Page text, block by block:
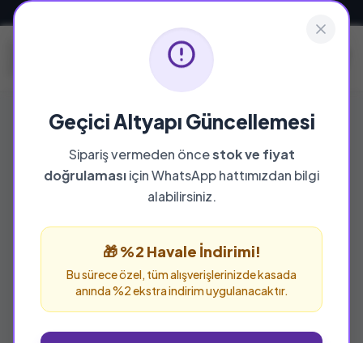
Geçici Altyapı Güncellemesi
Sipariş vermeden öncestok ve fiyat
doğrulamasıiçin WhatsApp hattımızdan bilgi
alabilirsiniz.
🎁 %2 Havale İndirimi!
Bu sürece özel, tüm alışverişlerinizde kasada
anında %2 ekstra indirim uygulanacaktır.